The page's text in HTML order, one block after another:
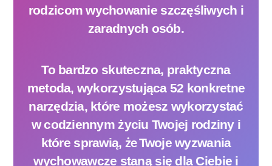
rodzicom wychowanie szczęśliwych i
zaradnych osób.
To bardzo skuteczna, praktyczna
metoda, wykorzystująca 52 konkretne
narzędzia, które możesz wykorzystać
w codziennym życiu Twojej rodziny i
które sprawią, żeTwoje wyzwania
wychowawcze staną się dla Ciebie i